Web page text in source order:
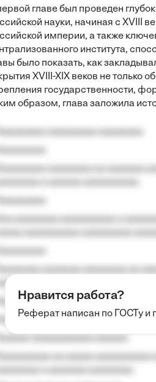
главе был проведен
науки, начиная с XVIII
империи, а также
института,
было показать, как
XVIII-XIX веков не только
государственности,
образом, глава заложила
aaaa aaaa.
Aaaaaaaaa
Aaaaaaaaaa aa aaa aaaaaaaaa, a
Нравится работа?
Реферат написан по ГОСТу